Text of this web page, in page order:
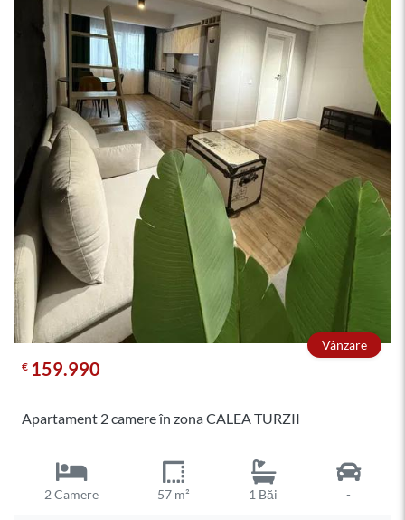
Vânzare
€ 159.990
Apartament 2 camere în zona CALEA TURZII
2 Camere 57 m² 1 Băi -